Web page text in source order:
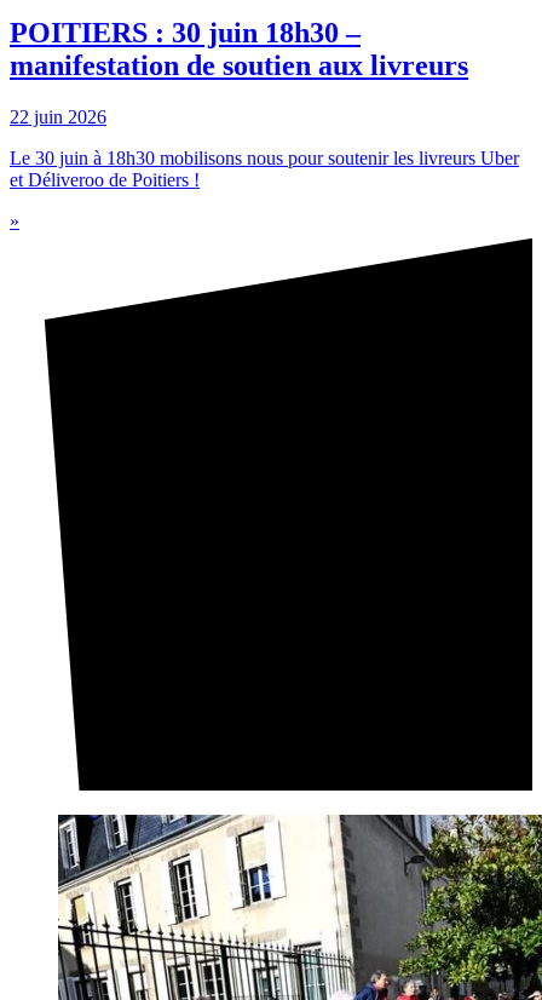
POITIERS : 30 juin 18h30 –
manifestation de soutien aux livreurs
22 juin 2026
Le 30 juin à 18h30 mobilisons nous pour soutenir les livreurs Uber
et Déliveroo de Poitiers !
»